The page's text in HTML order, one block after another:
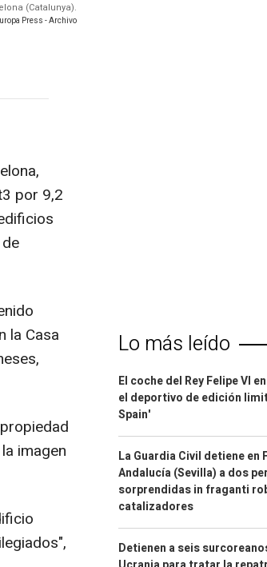
(Catalunya).
Press - Archivo
por 9,2
la Casa
imagen
Lo más leído
El coche del Rey Felipe VI
el deportivo de edición
Spain'
La Guardia Civil detiene en
Andalucía (Sevilla) a dos
sorprendidas in fraganti
catalizadores
Detienen a seis